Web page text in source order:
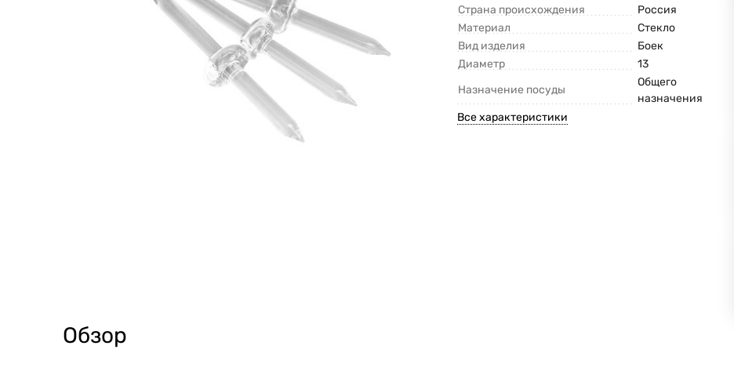
Страна происхождения
Россия
Материал
Стекло
Вид изделия
Боек
Диаметр
13
Назначение посуды
Общего
назначения
Все характеристики
Обзор